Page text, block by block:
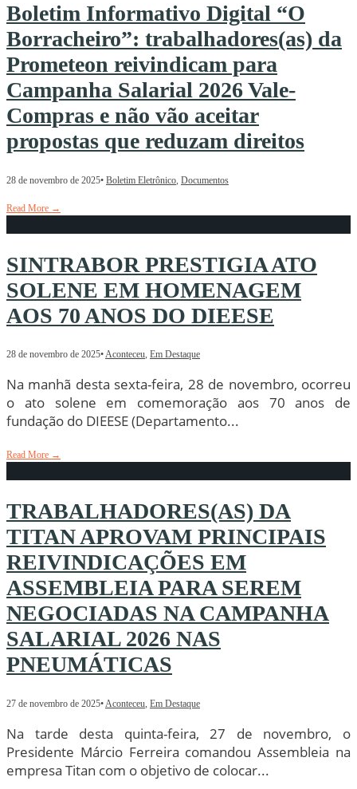
Boletim Informativo Digital “O
Borracheiro”: trabalhadores(as) da
Prometeon reivindicam para
Campanha Salarial 2026 Vale-
Compras e não vão aceitar
propostas que reduzam direitos
28 de novembro de 2025• Boletim Eletrônico Documentos
Read More →
SINTRABOR PRESTIGIA ATO
SOLENE EM HOMENAGEM
AOS 70 ANOS DO DIEESE
28 de novembro de 2025•Aconteceu, Em Destaque
Na manhã desta sexta-feira, 28 de novembro, ocorreu
o ato solene em comemoração aos 70 anos de
fundação do DIEESE (Departamento...
Read More →
TRABALHADORES(AS) DA
TITAN APROVAM PRINCIPAIS
REIVINDICAÇÕES EM
ASSEMBLEIA PARA SEREM
NEGOCIADAS NA CAMPANHA
SALARIAL 2026 NAS
PNEUMÁTICAS
27 de novembro de 2025• Aconteceu Em Destaque
Na tarde desta quinta-feira, 27 de novembro, o
Presidente Márcio Ferreira comandou Assembleia na
empresa Titan com o objetivo de colocar...